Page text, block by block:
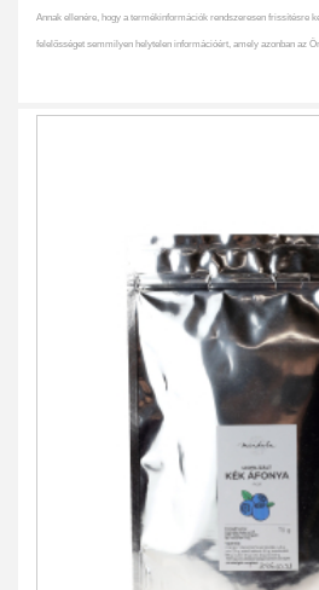
Annak ellenére, hogy a termékinformációk rendszeresen frissítésre
felelősséget semmilyen helytelen információért, amely azonban az